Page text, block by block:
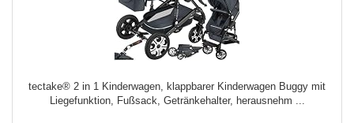
tectake® 2 in 1 Kinderwagen, klappbarer Kinderwagen Buggy mit
Liegefunktion, Fußsack, Getränkehalter, herausnehm ...